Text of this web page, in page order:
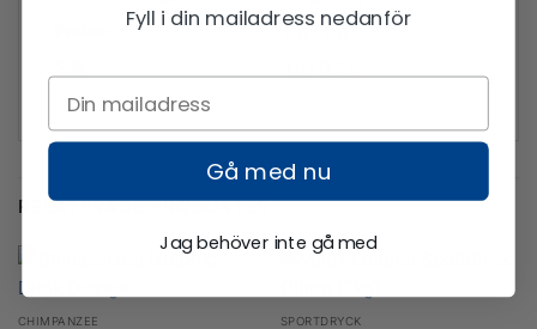
0 g / 0 g
RELATERADE PRODUKTER
CHIMPANZEE SPORTDRYCK
Fyll i din mailadress nedanför
Gå med nu
Jag behöver inte gå med